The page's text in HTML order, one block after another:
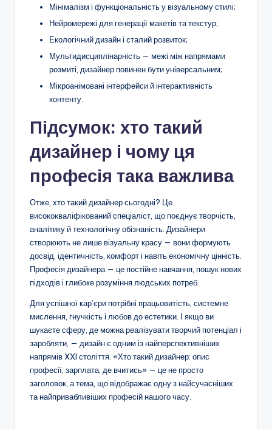
Мінімалізм і функціональність у візуальному стилі;
Нейромережі для генерації макетів та текстур;
Екологічний дизайн і сталий розвиток;
Мультидисциплінарність — межі між напрямами
розмиті, дизайнер повинен бути універсальним;
Мікроанімовані інтерфейси й інтерактивність
контенту.
Підсумок: хто такий
дизайнер і чому ця
професія така важлива
Отже, хто такий дизайнер сьогодні? Це
висококваліфікований спеціаліст, що поєднує творчість,
аналітику й технологічну обізнаність. Дизайнери
створюють не лише візуальну красу — вони формують
досвід, ідентичність, комфорт і навіть економічну цінність.
Професія дизайнера — це постійне навчання, пошук нових
підходів і глибоке розуміння людських потреб.
Для успішної кар’єри потрібні працьовитість, системне
мислення, гнучкість і любов до естетики. І якщо ви
шукаєте сферу, де можна реалізувати творчий потенціал і
заробляти, — дизайн є одним із найперспективніших
напрямів XXI століття. «Хто такий дизайнер: опис
професії, зарплата, де вчитись» — це не просто
заголовок, а тема, що відображає одну з найсучасніших
та найпривабливіших професій нашого часу.